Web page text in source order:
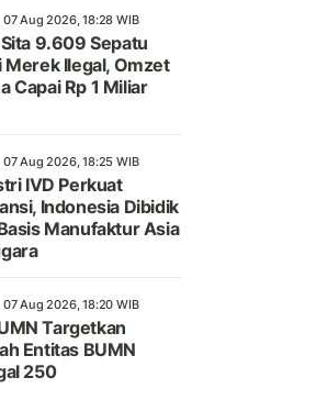
07 Aug 2026, 18:28 WIB
9.609 Sepatu
Merek Ilegal, Omzet
Capai Rp 1 Miliar
07 Aug 2026, 18:25 WIB
IVD Perkuat
Indonesia Dibidik
Manufaktur Asia
07 Aug 2026, 18:20 WIB
Targetkan
Entitas BUMN
250